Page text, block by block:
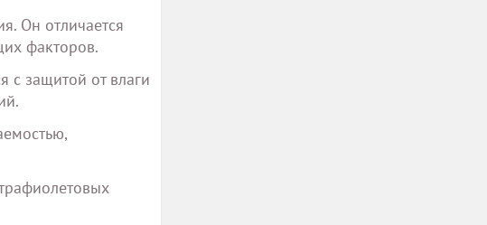
Он отличается
факторов.
с защитой от влаги